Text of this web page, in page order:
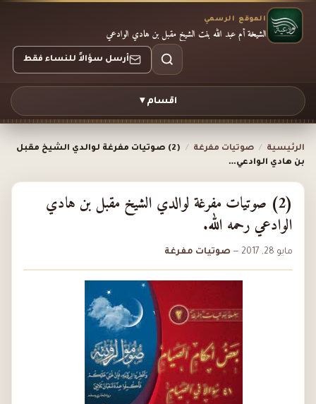
الموقع الرسمي
الشيخة أم عبد الله بنت الشيخ مقبل بن هادي الوادعي
أرسل سؤالاً للنساء فقط
اقسام ▾
الرئيسية / صوتيات مفرغة /
(2) صوتيات مفرغة لوالدي الشيخ مقبل
بن هادي الوادعي…
(2) صوتيات مفرغة لوالدي الشيخ مقبل بن هادي
الوادعي رحمه الله.
مايو 28, 2017 — صوتيات مفرغة